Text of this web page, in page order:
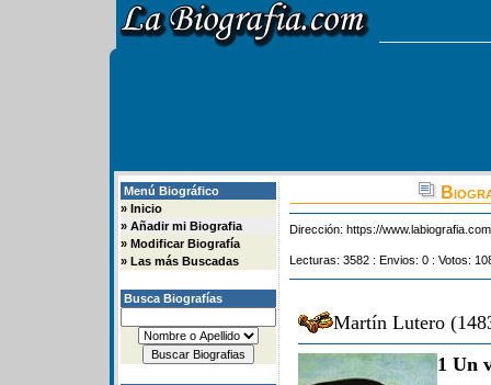
Menú Biográfico
» Inicio
» Añadir mi Biografia
» Modificar Biografía
» Las más Buscadas
Busca Biografías
Dirección: https://
Lecturas: 3582 : Envios: 0 : Votos:
Martín Lutero
1 Un